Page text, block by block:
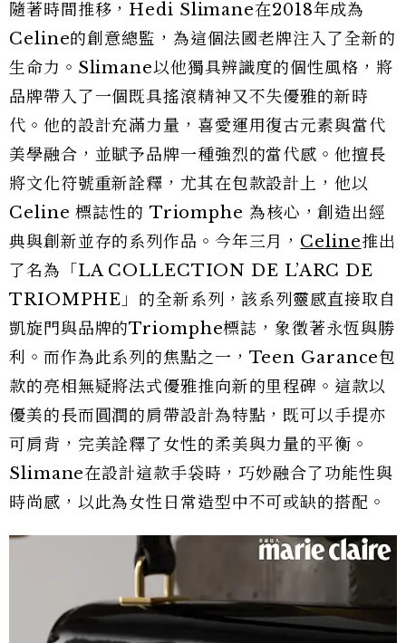
隨著時間推移，Hedi Slimane在2018年成為
Celine的創意總監，為這個法國老牌注入了全新的
生命力。Slimane以他獨具辨識度的個性風格，將
品牌帶入了一個既具搖滾精神又不失優雅的新時
代。他的設計充滿力量，喜愛運用復古元素與當代
美學融合，並賦予品牌一種強烈的當代感。他擅長
將文化符號重新詮釋，尤其在包款設計上，他以
Celine 標誌性的 Triomphe 為核心，創造出經
典與創新並存的系列作品。今年三月， Celine推出
了名為「LA COLLECTION DE L’ARC DE
TRIOMPHE」的全新系列，該系列靈感直接取自
凱旋門與品牌的Triomphe標誌，象徵著永恆與勝
利。而作為此系列的焦點之一，Teen Garance包
款的亮相無疑將法式優雅推向新的里程碑。這款以
優美的長而圓潤的肩帶設計為特點，既可以手提亦
可肩背，完美詮釋了女性的柔美與力量的平衡。
Slimane在設計這款手袋時，巧妙融合了功能性與
時尚感，以此為女性日常造型中不可或缺的搭配。